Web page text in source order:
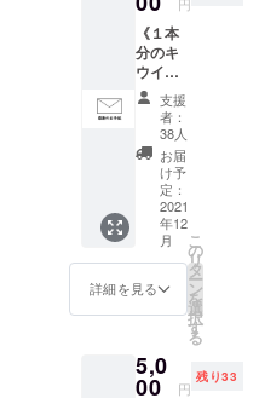
変化する経
済環境の
中、地域に
密着した金
融・経済機
関として活
動を展開し
ています。
当JA管内
は、岐阜県
のほぼ中央
に位置し、5
村）からな
《１本
分のキ
ウイ苗
木代
金》・
キウイ
苗木代
金１本
分 ・
お礼の
手紙
本商品
をご購
入いた
だくこ
とで岐
市洞戸
でキウ
支援
者：
38人
お届
け予
定：
2021
年12
月
詳細を見る
こ
の
リ
タ
ー
ン
を
選
択
す
る
5,0
00 円
残り33